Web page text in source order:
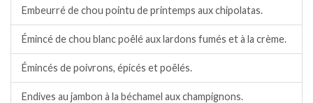
Embeurré de chou pointu de printemps aux chipolatas.
Émincé de chou blanc poêlé aux lardons fumés et à la crème.
Émincés de poivrons, épicés et poêlés.
Endives au jambon à la béchamel aux champignons.